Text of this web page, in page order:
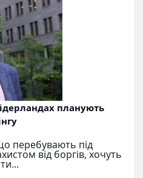
планують
перебувають під
від боргів, хочуть